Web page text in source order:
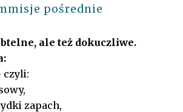
pośrednie
ale też dokuczliwe.
czyli:
zapach,